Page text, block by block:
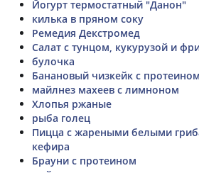
Йогурт термостатный "Данон"
килька в пряном соку
Ремедия Декстромед
Салат с тунцом, кукурузой и
булочка
Банановый чизкейк с протеином
майлнез махеев с лимноном
Хлопья ржаные
рыба голец
Пицца с жареными белыми
кефира
Брауни с протеином